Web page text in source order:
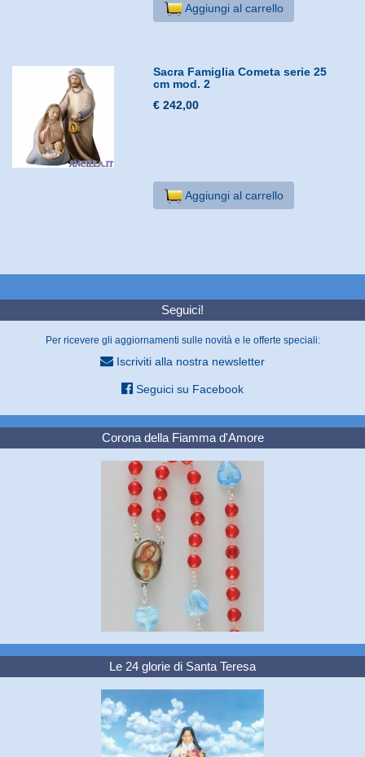
Aggiungi al carrello
Sacra Famiglia Cometa serie 25
cm mod. 2
€ 242,00
Aggiungi al carrello
Seguici!
Per ricevere gli aggiornamenti sulle novità e le offerte speciali:
Iscriviti alla nostra newsletter
Seguici su Facebook
Corona della Fiamma d'Amore
Le 24 glorie di Santa Teresa